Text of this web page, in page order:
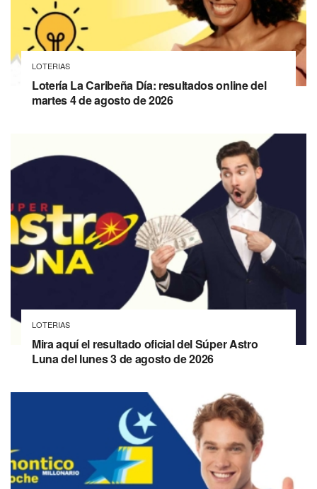
LOTERIAS
Lotería La Caribeña Día: resultados online del
martes 4 de agosto de 2026
LOTERIAS
Mira aquí el resultado oficial del Súper Astro
Luna del lunes 3 de agosto de 2026